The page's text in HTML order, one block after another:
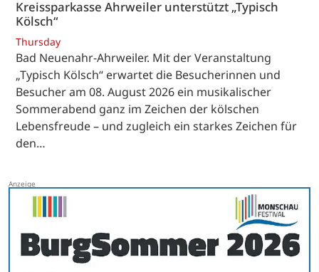
Kreissparkasse Ahrweiler unterstützt „Typisch
Kölsch“
Thursday
Bad Neuenahr-Ahrweiler. Mit der Veranstaltung
„Typisch Kölsch“ erwartet die Besucherinnen und
Besucher am 08. August 2026 ein musikalischer
Sommerabend ganz im Zeichen der kölschen
Lebensfreude – und zugleich ein starkes Zeichen für
den…